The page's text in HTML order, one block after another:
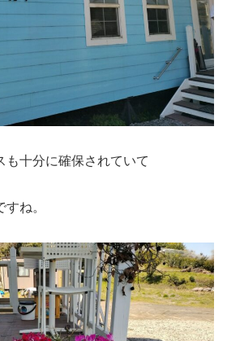
も十分に確保されていて
ね。